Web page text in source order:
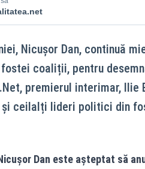
Nicușor Dan, continuă
coaliții, pentru
premierul interimar, Ilie
și ceilalți lideri politici din
Dan este aşteptat să